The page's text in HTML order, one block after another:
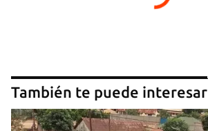
También te puede interesar